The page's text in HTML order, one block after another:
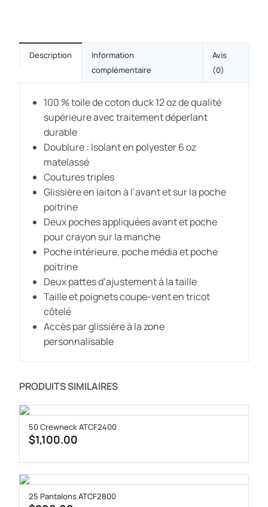
Description
Information
complémentaire
Avis
(0)
100 % toile de coton duck 12 oz de qualité
supérieure avec traitement déperlant
durable
Doublure : Isolant en polyester 6 oz
matelassé
Coutures triples
Glissière en laiton à l’avant et sur la poche
poitrine
Deux poches appliquées avant et poche
pour crayon sur la manche
Poche intérieure, poche média et poche
poitrine
Deux pattes d’ajustement à la taille
Taille et poignets coupe-vent en tricot
côtelé
Accès par glissière à la zone
personnalisable
PRODUITS SIMILAIRES
50 Crewneck ATCF2400
$1,100.00
25 Pantalons ATCF2800